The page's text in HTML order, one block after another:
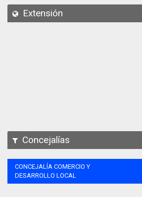
API
Extensión
Concejalías
CONCEJALÍA COMERCIO Y
DESARROLLO LOCAL